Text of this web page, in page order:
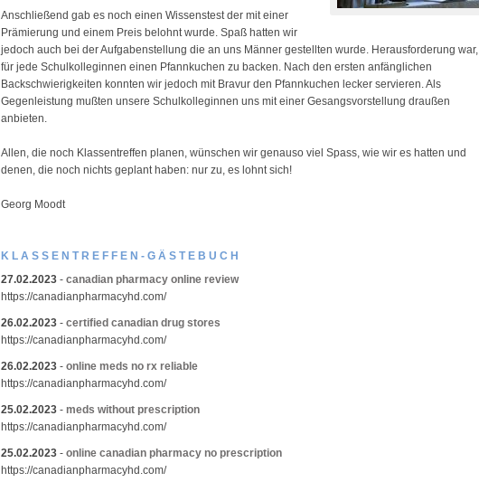
Anschließend gab es noch einen Wissenstest der mit einer
Prämierung und einem Preis belohnt wurde. Spaß hatten wir
jedoch auch bei der Aufgabenstellung die an uns Männer gestellten wurde. Herausforderung war,
für jede Schulkolleginnen einen Pfannkuchen zu backen. Nach den ersten anfänglichen
Backschwierigkeiten konnten wir jedoch mit Bravur den Pfannkuchen lecker servieren. Als
Gegenleistung mußten unsere Schulkolleginnen uns mit einer Gesangsvorstellung draußen
anbieten.
Allen, die noch Klassentreffen planen, wünschen wir genauso viel Spass, wie wir es hatten und
denen, die noch nichts geplant haben: nur zu, es lohnt sich!
Georg Moodt
KLASSENTREFFEN-GÄSTEBUCH
27.02.2023 - canadian pharmacy online review
https://canadianpharmacyhd.com/
26.02.2023 - certified canadian drug stores
https://canadianpharmacyhd.com/
26.02.2023 - online meds no rx reliable
https://canadianpharmacyhd.com/
25.02.2023 - meds without prescription
https://canadianpharmacyhd.com/
25.02.2023 - online canadian pharmacy no prescription
https://canadianpharmacyhd.com/